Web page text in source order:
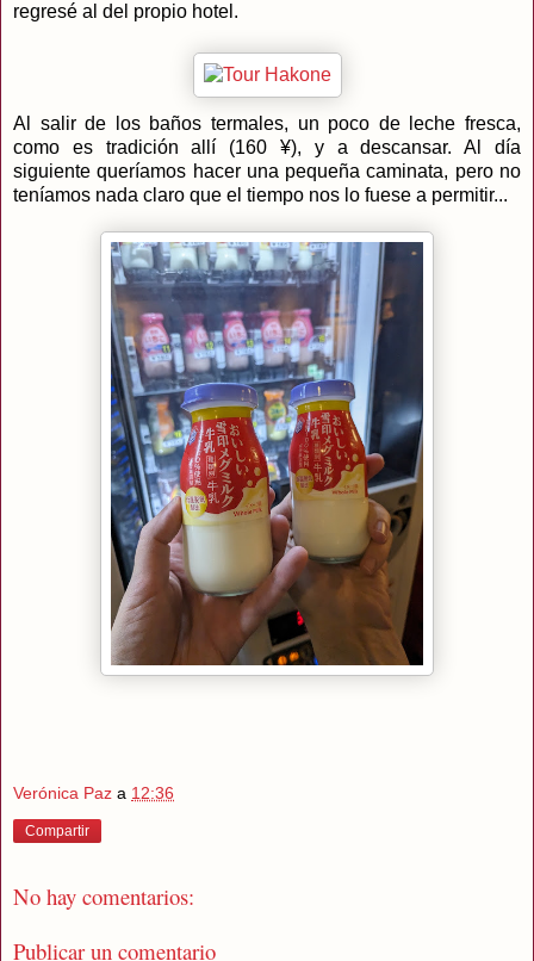
regresé al del propio hotel.
Al salir de los baños termales, un poco de leche fresca,
como es tradición allí (160 ¥), y a descansar. Al día
siguiente queríamos hacer una pequeña caminata, pero no
teníamos nada claro que el tiempo nos lo fuese a permitir...
Verónica Paz a 12:36
Compartir
No hay comentarios:
Publicar un comentario